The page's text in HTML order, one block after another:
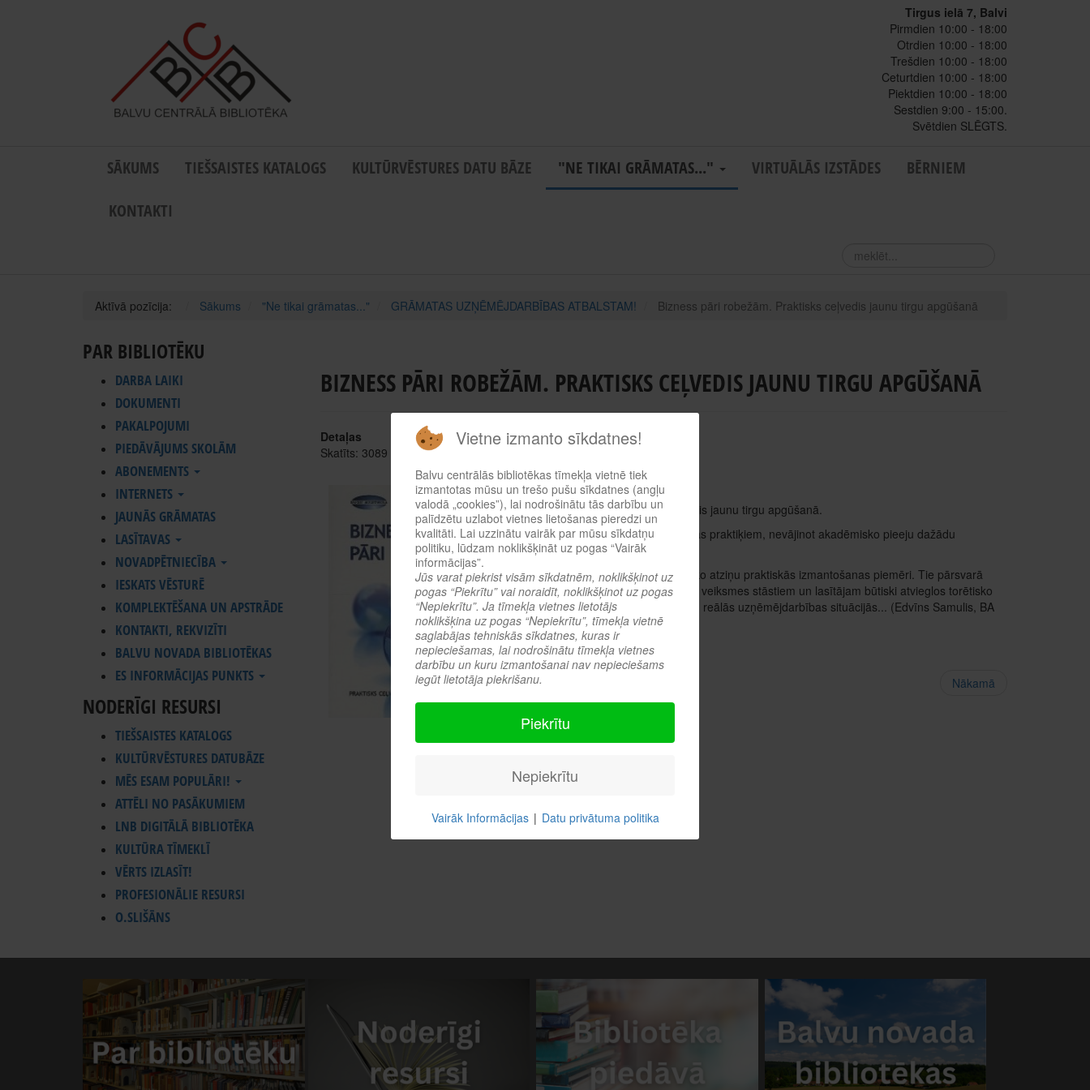
Tirgus ielā 7, Balvi
Pirmdien 10:00 - 18:00
Otrdien 10:00 - 18:00
Trešdien 10:00 - 18:00
Ceturtdien 10:00 - 18:00
Piektdien 10:00 - 18:00
Sestdien 9:00 - 15:00.
Svētdien SLĒGTS.
SĀKUMS TIEŠSAISTES KATALOGS KULTŪRVĒSTURES DATU BĀZE "NE TIKAI GRĀMATAS..." VIRTUĀLĀS IZSTĀDES
BĒRNIEM
KONTAKTI
meklēt...
Aktīvā pozīcija: Sākums "Ne tikai grāmatas..." GRĀMATAS UZŅĒMĒJDARBĪBAS ATBALSTAM! Bizness pāri robežām. Praktisks ceļvedis jaunu tirgu apgūšanā
PAR BIBLIOTĒKU
DARBA LAIKI
DOKUMENTI
PAKALPOJUMI
PIEDĀVĀJUMS SKOLĀM
ABONEMENTS
INTERNETS
JAUNĀS GRĀMATAS
LASĪTAVAS
NOVADPĒTNIECĪBA
IESKATS VĒSTURĒ
KOMPLEKTĒŠANA UN APSTRĀDE
KONTAKTI, REKVIZĪTI
BALVU NOVADA BIBLIOTĒKAS
ES INFORMĀCIJAS PUNKTS
NODERĪGI RESURSI
TIEŠSAISTES KATALOGS
KULTŪRVĒSTURES DATUBĀZE
MĒS ESAM POPULĀRI!
ATTĒLI NO PASĀKUMIEM
LNB DIGITĀLĀ BIBLIOTĒKA
KULTŪRA TĪMEKLĪ
VĒRTS IZLASĪT!
PROFESIONĀLIE RESURSI
O.SLIŠĀNS
BIZNESS PĀRI ROBEŽĀM. PRAKTISKS CEĻVEDIS JAUNU TIRGU APGŪŠANĀ
Detaļas
Skatīts: 3089
Autors: Aneraude Baiba u.c.
Bizness pāri robežām. Praktisks ceļvedis jaunu tirgu apgūšanā.
Šī grāmata sniedz teorētiskas zināšanas praktiķiem, nevājinot akadēmisko pieeju dažādu
jautājumu risināšanai.
Tās vērtību palielina apkopoto teorētisko atziņu praktiskās izmantošanas piemēri. Tie pārsvarā
balstīti uz daāžādu Latvijas uzņēmumu veiksmes stāstiem un lasītājam būtiski atvieglos torētisko
skaidrojumu izpratni un to izmantošanu reālās uzņēmējdarbības situācijās... (Edvīns Samulis, BA
Goda profesors Dr. oec.)
Apskatīt tiešsaistes katalogā
Iepriekšējā Nākamā
Vietne izmanto sīkdatnes!
Balvu centrālās bibliotēkas tīmekļa vietnē tiek
izmantotas mūsu un trešo pušu sīkdatnes (angļu
valodā „cookies”), lai nodrošinātu tās darbību un
palīdzētu uzlabot vietnes lietošanas pieredzi un
kvalitāti. Lai uzzinātu vairāk par mūsu sīkdatņu
politiku, lūdzam noklikšķināt uz pogas “Vairāk
informācijas”.
Jūs varat piekrist visām sīkdatnēm, noklikšķinot uz
pogas “Piekrītu” vai noraidīt, noklikšķinot uz pogas
“Nepiekrītu”. Ja tīmekļa vietnes lietotājs
noklikšķina uz pogas “Nepiekrītu”, tīmekļa vietnē
saglabājas tehniskās sīkdatnes, kuras ir
nepieciešamas, lai nodrošinātu tīmekļa vietnes
darbību un kuru izmantošanai nav nepieciešams
iegūt lietotāja piekrišanu.
Piekrītu
Nepiekrītu
Vairāk Informācijas | Datu privātuma politika